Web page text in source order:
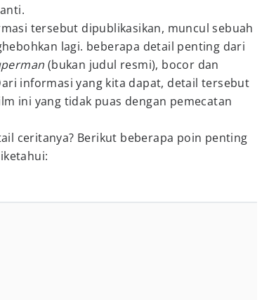
tersebut dipublikasikan, muncul sebuah
lagi. beberapa detail penting dari
(bukan judul resmi), bocor dan
informasi yang kita dapat, detail tersebut
ini yang tidak puas dengan pemecatan
ceritanya? Berikut beberapa poin penting